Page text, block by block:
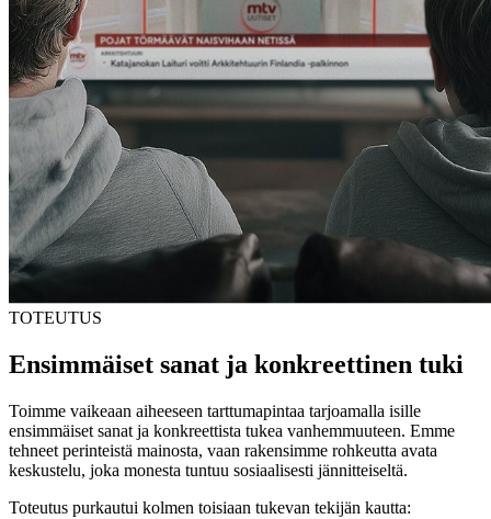
TOTEUTUS
Ensimmäiset sanat ja konkreettinen tuki
Toimme vaikeaan aiheeseen tarttumapintaa tarjoamalla isille
ensimmäiset sanat ja konkreettista tukea vanhemmuuteen. Emme
tehneet perinteistä mainosta, vaan rakensimme rohkeutta avata
keskustelu, joka monesta tuntuu sosiaalisesti jännitteiseltä.
Toteutus purkautui kolmen toisiaan tukevan tekijän kautta: